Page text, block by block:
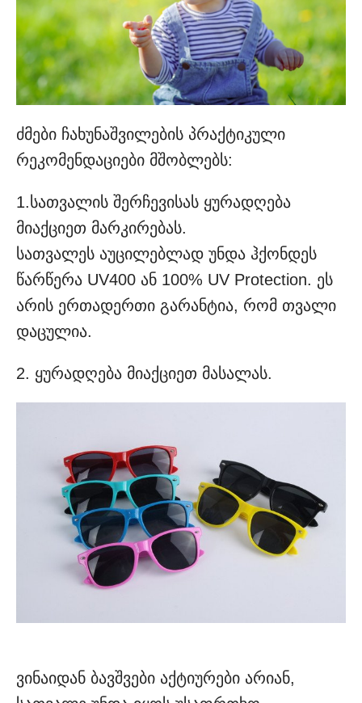
ძმები ჩახუნაშვილების პრაქტიკული
რეკომენდაციები მშობლებს:
1.სათვალის შერჩევისას ყურადღება
მიაქციეთ მარკირებას.
სათვალეს აუცილებლად უნდა ჰქონდეს
წარწერა UV400 ან 100% UV Protection. ეს
არის ერთადერთი გარანტია, რომ თვალი
დაცულია.
2. ყურადღება მიაქციეთ მასალას.
ვინაიდან ბავშვები აქტიურები არიან,